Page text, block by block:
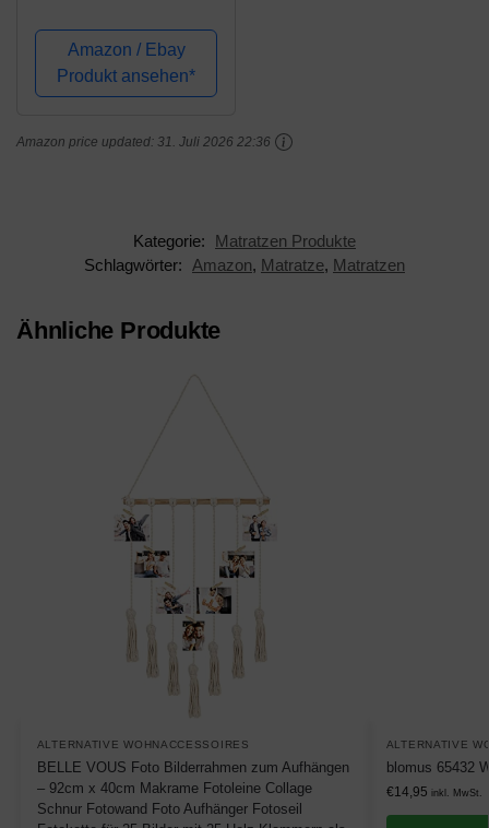
Kaltschaummatratze -
7-Zonen Matratze -
Härtegrad H2 / H3 -
(90 x 200 cm, H3)
Amazon / Ebay
Produkt ansehen*
Amazon price updated: 31. Juli 2026 22:36
Kategorie:
Matratzen Produkte
Schlagwörter:
Amazon, Matratze, Matratzen
Ähnliche Produkte
ALTERNATIVE WOHNACCESSOIRES
BELLE VOUS Foto Bilderrahmen zum Aufhängen
– 92cm x 40cm Makrame Fotoleine Collage
Schnur Fotowand Foto Aufhänger Fotoseil
ALTERNATIVE
blomus 65432
€14,95 inkl. MwSt.